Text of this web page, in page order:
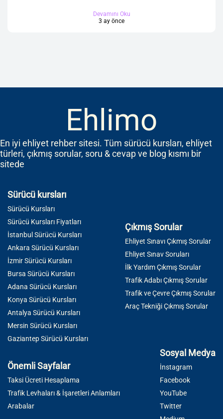
Devamını Oku
3 ay önce
Ehlimo
En iyi ehliyet rehber sitesi. Tüm sürücü kursları, ehliyet
türleri, çıkmış sorular, soru & cevap ve blog kısmı bir
sitede
Sürücü kursları
Sürücü Kursları
Sürücü Kursları Fiyatları
İstanbul Sürücü Kursları
Ankara Sürücü Kursları
İzmir Sürücü Kursları
Bursa Sürücü Kursları
Adana Sürücü Kursları
Konya Sürücü Kursları
Antalya Sürücü Kursları
Mersin Sürücü Kursları
Gaziantep Sürücü Kursları
Çıkmış Sorular
Ehliyet Sınavı Çıkmış Sorular
Ehliyet Sınav Soruları
İlk Yardım Çıkmış Sorular
Trafik Adabı Çıkmış Sorular
Trafik ve Çevre Çıkmış Sorular
Araç Tekniği Çıkmış Sorular
Önemli Sayfalar
Taksi Ücreti Hesaplama
Trafik Levhaları & İşaretleri Anlamları
Arabalar
Sosyal Medya
İnstagram
Facebook
YouTube
Twitter